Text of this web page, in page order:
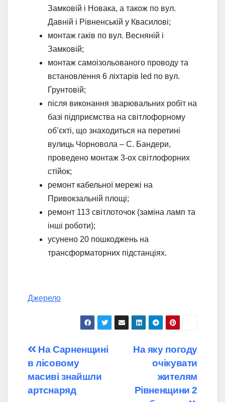
Замковій і Новака, а також по вул.
Давній і Рівненській у Квасилові;
монтаж гаків по вул. Весняній і
Замковій;
монтаж самоізольованого проводу та
встановлення 6 ліхтарів led по вул.
Грунтовій;
після виконання зварювальних робіт на
базі підприємства на світлофорному
об’єкті, що знаходиться на перетині
вулиць Чорновола – С. Бандери,
проведено монтаж 3-ох світлофорних
стійок;
ремонт кабельної мережі на
Привокзальній площі;
ремонт 113 світлоточок (заміна ламп та
інші роботи);
усунено 20 пошкоджень на
трансформаторних підстанціях.
Джерело
Навігація
записів
На яку погоду
очікувати
жителям
Рівненщини 2
На Сарненщині
в лісовому
масиві знайшли
артснаряд